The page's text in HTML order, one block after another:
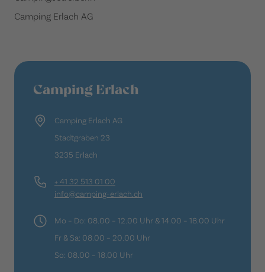
Camping Erlach AG
Camping Erlach
Camping Erlach AG
Stadtgraben 23
3235 Erlach
+ 41 32 513 01 00
info@camping-erlach.ch
Mo – Do: 08.00 – 12.00 Uhr & 14.00 – 18.00 Uhr
Fr & Sa: 08.00 – 20.00 Uhr
So: 08.00 – 18.00 Uhr